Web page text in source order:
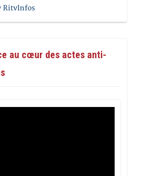
RitvInfos
au cœur des actes anti-